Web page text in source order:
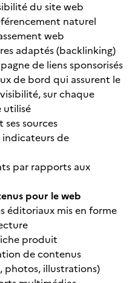
du site web
naturel
web
adaptés (backlinking)
de liens sponsorisés
de bord qui assurent le
sur chaque
utilisé
sources
de
par rapports aux
pour le web
éditoriaux mis en forme
produit
de contenus
photos, illustrations)